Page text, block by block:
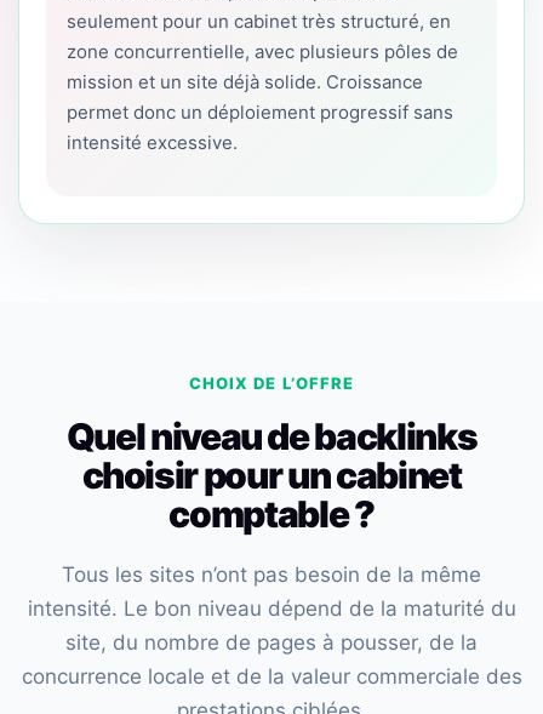
seulement pour un cabinet très structuré, en
zone concurrentielle, avec plusieurs pôles de
mission et un site déjà solide. Croissance
permet donc un déploiement progressif sans
intensité excessive.
CHOIX DE L’OFFRE
Quel niveau de backlinks
choisir pour un cabinet
comptable ?
Tous les sites n’ont pas besoin de la même
intensité. Le bon niveau dépend de la maturité du
site, du nombre de pages à pousser, de la
concurrence locale et de la valeur commerciale des